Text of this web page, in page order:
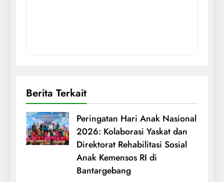
Berita Terkait
Peringatan Hari Anak Nasional
2026: Kolaborasi Yaskat dan
Direktorat Rehabilitasi Sosial
Anak Kemensos RI di
Bantargebang